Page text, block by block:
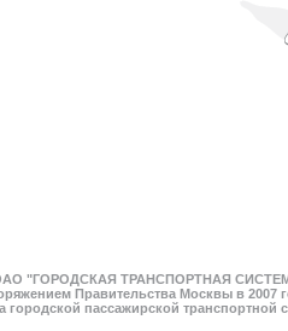
"ГОРОДСКАЯ ТРАНСПОРТНАЯ
Правительства Москвы в 2007
городской пассажирской транспортной